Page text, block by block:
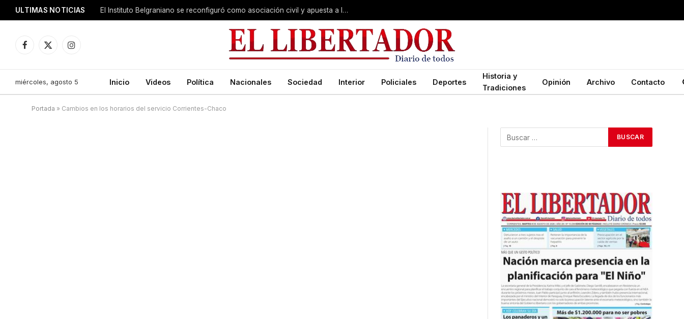
ULTIMAS NOTICIAS El Instituto Belgraniano se reconfiguró como asociación civil y apuesta a la federalización
Facebook
X
Instagram
miércoles, agosto 5 Inicio Videos Política Nacionales Sociedad Interior Policiales Deportes
Historia y
Tradiciones
Opinión Archivo Contacto
Portada » Cambios en los horarios del servicio Corrientes-Chaco